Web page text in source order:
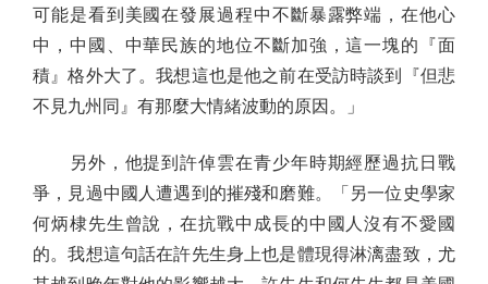
可能是看到美國在發展過程中不斷暴露弊端，在他心
中，中國、中華民族的地位不斷加強，這一塊的『面
積』格外大了。我想這也是他之前在受訪時談到『但悲
不見九州同』有那麼大情緒波動的原因。」
另外，他提到許倬雲在青少年時期經歷過抗日戰
爭，見過中國人遭遇到的摧殘和磨難。「另一位史學家
何炳棣先生曾說，在抗戰中成長的中國人沒有不愛國
的。我想這句話在許先生身上也是體現得淋漓盡致，尤